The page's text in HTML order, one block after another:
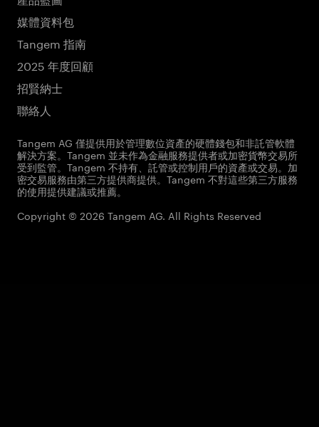
媒體資料包
Tangem 指南
2025 年度回顧
招賢納士
聯絡人
Tangem AG 僅提供用於管理數位資產的硬體錢包和非託管軟體
解決方案。Tangem 並未作為金融服務提供者或加密貨幣交易所
受到監管。Tangem 不持有、託管或控制用戶的資產或交易。加
密交易服務由第三方提供商提供。Tangem 不對這些第三方服務
的使用提供建議或推薦。